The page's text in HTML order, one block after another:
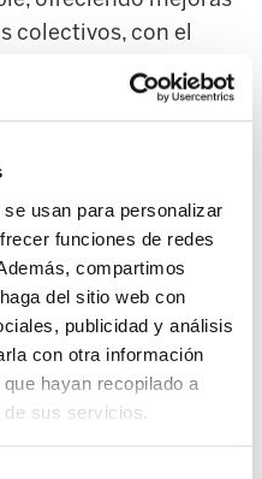
usan para personalizar
funciones de redes
compartimos
del sitio web con
publicidad y análisis
con otra información
hayan recopilado a
de sus servicios.
colectivos, con el
y
del resto de
Sindicato Médico en
huelga o sus
categorías de
de trabajo
puede limitarse
de unos pocos
representantes de